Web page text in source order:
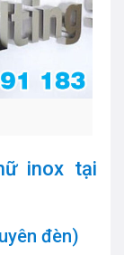
inox tại
đèn)